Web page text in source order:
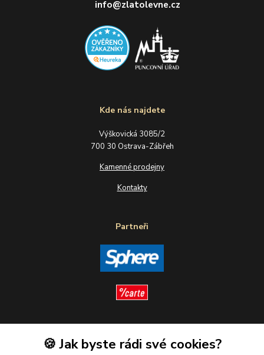
Kde nás najdete
Výškovická 3085/2
700 30 Ostrava-Zábřeh
Kamenné prodejny
Kontakty
Partneři
Sledujte nás
info@zlatolevne.cz
🍪 Jak byste rádi své cookies?